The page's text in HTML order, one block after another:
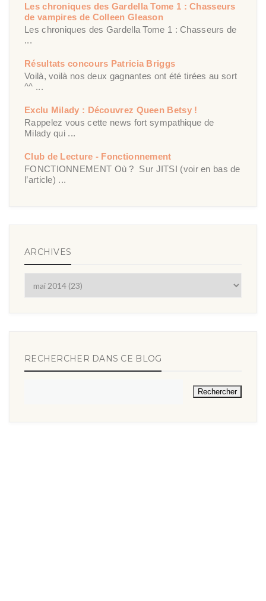
Les chroniques des Gardella Tome 1 : Chasseurs
de vampires de Colleen Gleason
Les chroniques des Gardella Tome 1 : Chasseurs de
...
Résultats concours Patricia Briggs
Voilà, voilà nos deux gagnantes ont été tirées au sort
^^ ...
Exclu Milady : Découvrez Queen Betsy !
Rappelez vous cette news fort sympathique de
Milady qui ...
Club de Lecture - Fonctionnement
FONCTIONNEMENT Où ? Sur JITSI (voir en bas de
l’article) ...
ARCHIVES
RECHERCHER DANS CE BLOG